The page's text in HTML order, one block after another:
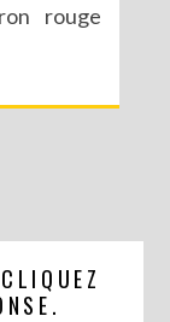
rouge
CLIQUEZ